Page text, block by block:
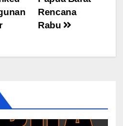
Rencana
Rabu